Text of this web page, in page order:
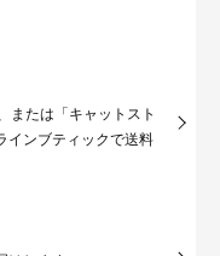
または「キャットスト
インブティックで送料